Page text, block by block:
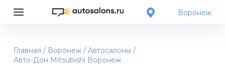
Главная / Воронеж / Автосалоны /
Авто-Дон Mitsubishi Воронеж
Воронеж